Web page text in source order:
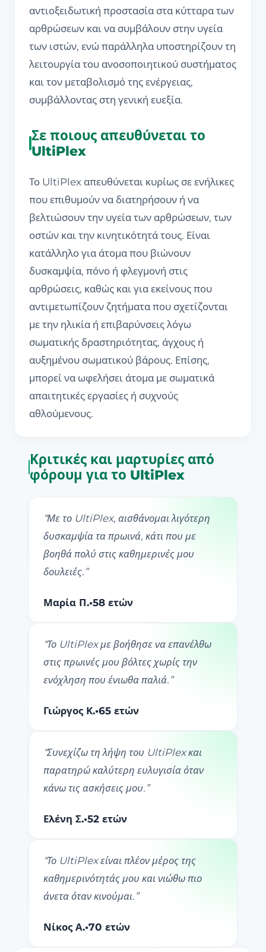
αντιοξειδωτική προστασία στα κύτταρα των
αρθρώσεων και να συμβάλουν στην υγεία
των ιστών, ενώ παράλληλα υποστηρίζουν τη
λειτουργία του ανοσοποιητικού συστήματος
και τον μεταβολισμό της ενέργειας,
συμβάλλοντας στη γενική ευεξία.
Σε ποιους απευθύνεται το
UltiPlex
Το UltiPlex απευθύνεται κυρίως σε ενήλικες
που επιθυμούν να διατηρήσουν ή να
βελτιώσουν την υγεία των αρθρώσεων, των
οστών και την κινητικότητά τους. Είναι
κατάλληλο για άτομα που βιώνουν
δυσκαμψία, πόνο ή φλεγμονή στις
αρθρώσεις, καθώς και για εκείνους που
αντιμετωπίζουν ζητήματα που σχετίζονται
με την ηλικία ή επιβαρύνσεις λόγω
σωματικής δραστηριότητας, άγχους ή
αυξημένου σωματικού βάρους. Επίσης,
μπορεί να ωφελήσει άτομα με σωματικά
απαιτητικές εργασίες ή συχνούς
αθλούμενους.
Κριτικές και μαρτυρίες από
φόρουμ για το UltiPlex
“Με το UltiPlex, αισθάνομαι λιγότερη
δυσκαμψία τα πρωινά, κάτι που με
βοηθά πολύ στις καθημερινές μου
δουλειές. ”
Μαρία Π.•58 ετών
“Το UltiPlex με βοήθησε να επανέλθω
στις πρωινές μου βόλτες χωρίς την
ενόχληση που ένιωθα παλιά. ”
Γιώργος Κ.•65 ετών
“Συνεχίζω τη λήψη του UltiPlex και
παρατηρώ καλύτερη ευλυγισία όταν
κάνω τις ασκήσεις μου. ”
Ελένη Σ.•52 ετών
“Το UltiPlex είναι πλέον μέρος της
καθημερινότητάς μου και νιώθω πιο
άνετα όταν κινούμαι. ”
Νίκος Α.•70 ετών